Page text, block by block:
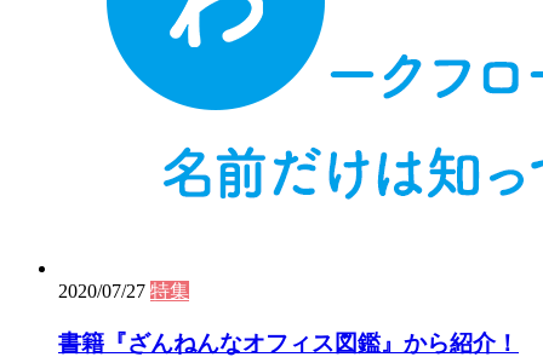
2020/07/27 特集
書籍『ざんねんなオフィス図鑑』から紹介！